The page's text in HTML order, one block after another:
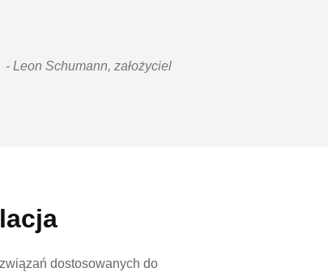
- Leon Schumann, założyciel
dostosowanych do